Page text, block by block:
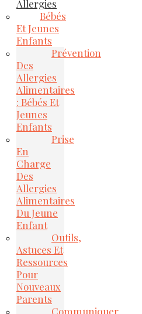
Allergies
Bébés
Et Jeunes
Enfants
Prévention
Des
Allergies
Alimentaires
: Bébés Et
Jeunes
Enfants
Prise
En
Charge
Des
Allergies
Alimentaires
Du Jeune
Enfant
Outils,
Astuces Et
Ressources
Pour
Nouveaux
Parents
Communiquer